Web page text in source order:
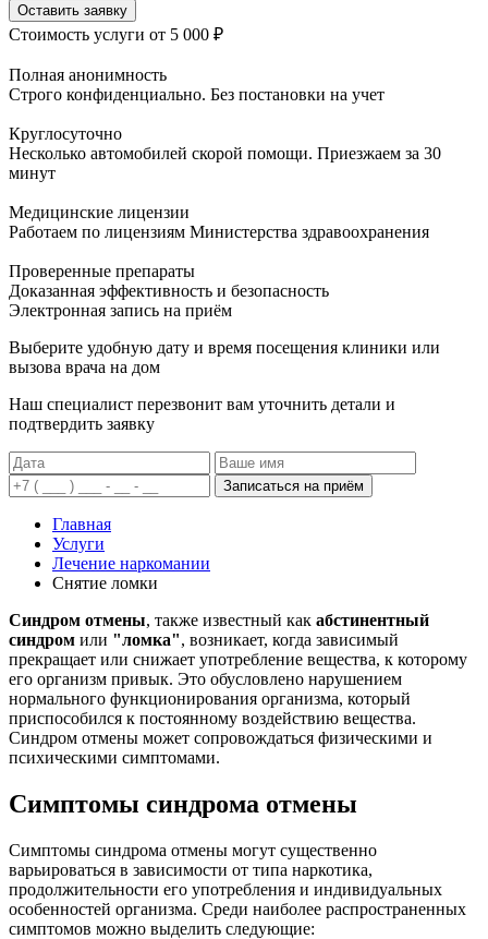
Оставить заявку
Стоимость услуги от 5 000 ₽
Полная анонимность
Строго конфиденциально. Без постановки на учет
Круглосуточно
Несколько автомобилей скорой помощи. Приезжаем за 30
минут
Медицинские лицензии
Работаем по лицензиям Министерства здравоохранения
Проверенные препараты
Доказанная эффективность и безопасность
Электронная запись на приём
Выберите удобную дату и время посещения клиники или
вызова врача на дом
Наш специалист перезвонит вам уточнить детали и
подтвердить заявку
Записаться на приём
Главная
Услуги
Лечение наркомании
Снятие ломки
Синдром отмены, также известный как абстинентный
синдром или "ломка", возникает, когда зависимый
прекращает или снижает употребление вещества, к которому
его организм привык. Это обусловлено нарушением
нормального функционирования организма, который
приспособился к постоянному воздействию вещества.
Синдром отмены может сопровождаться физическими и
психическими симптомами.
Симптомы синдрома отмены
Симптомы синдрома отмены могут существенно
варьироваться в зависимости от типа наркотика,
продолжительности его употребления и индивидуальных
особенностей организма. Среди наиболее распространенных
симптомов можно выделить следующие: